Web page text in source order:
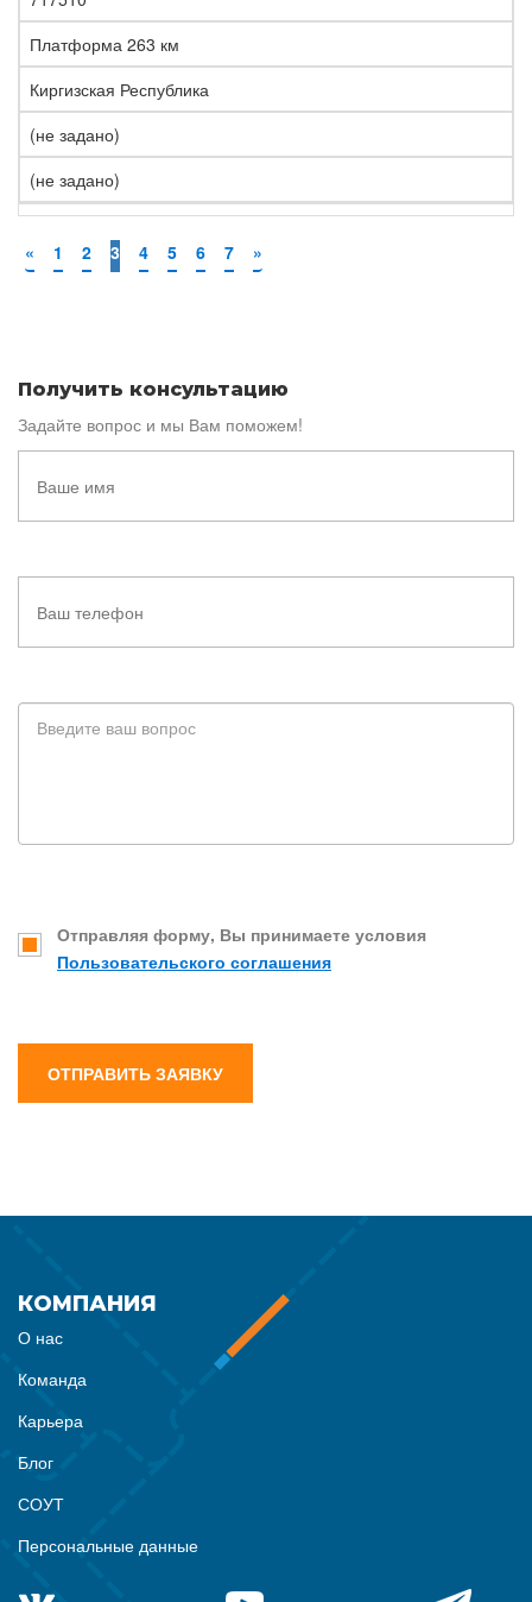
Платформа 263 км
Киргизская Республика
(не задано)
(не задано)
« 1 2 3 4 5 6 7 »
Получить консультацию
Задайте вопрос и мы Вам поможем!
Отправляя форму, Вы принимаете условия
Пользовательского соглашения
ОТПРАВИТЬ ЗАЯВКУ
КОМПАНИЯ
О нас
Команда
Карьера
Блог
СОУТ
Персональные данные